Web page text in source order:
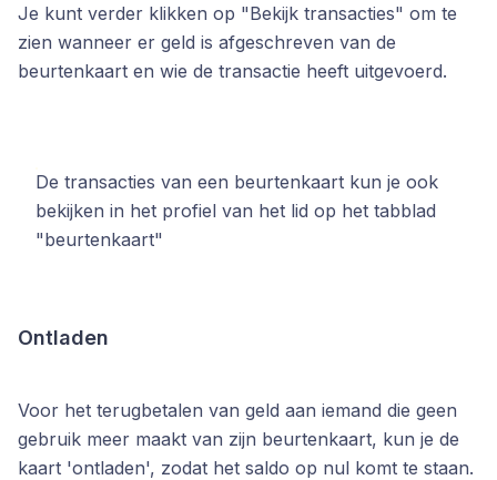
Je kunt verder klikken op "Bekijk transacties" om te
zien wanneer er geld is afgeschreven van de
beurtenkaart en wie de transactie heeft uitgevoerd.
De transacties van een beurtenkaart kun je ook
bekijken in het profiel van het lid op het tabblad
"beurtenkaart"
Ontladen
Voor het terugbetalen van geld aan iemand die geen
gebruik meer maakt van zijn beurtenkaart, kun je de
kaart 'ontladen', zodat het saldo op nul komt te staan.